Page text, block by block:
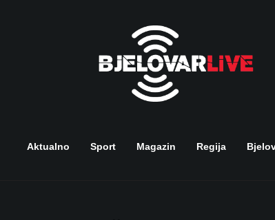
Aktualno Sport Magazin Regija